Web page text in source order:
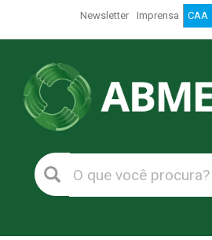
Newsletter Imprensa CAA